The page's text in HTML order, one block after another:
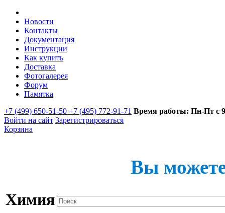
Новости
Контакты
Документация
Инструкции
Как купить
Доставка
Фотогалерея
Форум
Памятка
+7 (499) 650-51-50 +7 (495) 772-91-71 Время работы: Пн-Пт с
Войти на сайт Зарегистрироваться
Корзина
Вы
Химия